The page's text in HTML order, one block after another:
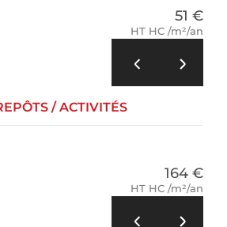
51 €
HT HC /m²/an
/ ACTIVITÉS
164 €
HT HC /m²/an